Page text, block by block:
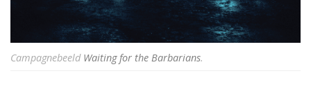
Campagnebeeld Waiting for the Barbarians.